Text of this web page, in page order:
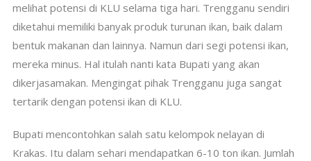
melihat potensi di KLU selama tiga hari. Trengganu sendiri
diketahui memiliki banyak produk turunan ikan, baik dalam
bentuk makanan dan lainnya. Namun dari segi potensi ikan,
mereka minus. Hal itulah nanti kata Bupati yang akan
dikerjasamakan. Mengingat pihak Trengganu juga sangat
tertarik dengan potensi ikan di KLU.
Bupati mencontohkan salah satu kelompok nelayan di
Krakas. Itu dalam sehari mendapatkan 6-10 ton ikan. Jumlah